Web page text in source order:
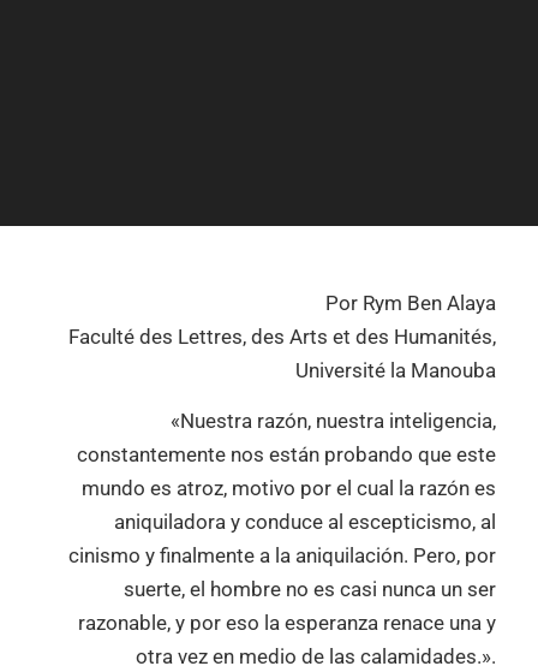
Por Rym Ben Alaya
Faculté des Lettres, des Arts et des Humanités,
Université la Manouba
«Nuestra razón, nuestra inteligencia,
constantemente nos están probando que este
mundo es atroz, motivo por el cual la razón es
aniquiladora y conduce al escepticismo, al
cinismo y finalmente a la aniquilación. Pero, por
suerte, el hombre no es casi nunca un ser
razonable, y por eso la esperanza renace una y
otra vez en medio de las calamidades.».